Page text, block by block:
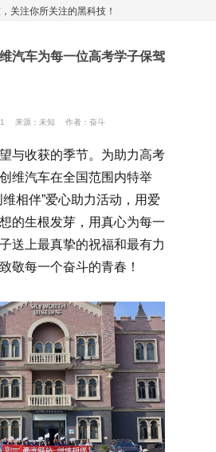
关注你所关注的黑科技！
汽车为每一位高考学子保驾
来源： 未知 作者：奋斗
与收获的季节。为助力高考
维汽车在全国范围内特举
相伴”爱心助力活动，用爱
的生根发芽，用真心为每一
送上最真挚的祝福和最有力
敬每一个奋斗的青春！